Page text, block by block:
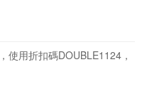
使用折扣碼DOUBLE1124，